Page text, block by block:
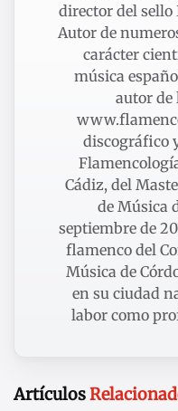
director del sello
Autor de
carácter
música
autor de
discográfico
Cádiz, del
de Música
septiembre de
flamenco del
Música de
en su ciudad
labor como
Artículos